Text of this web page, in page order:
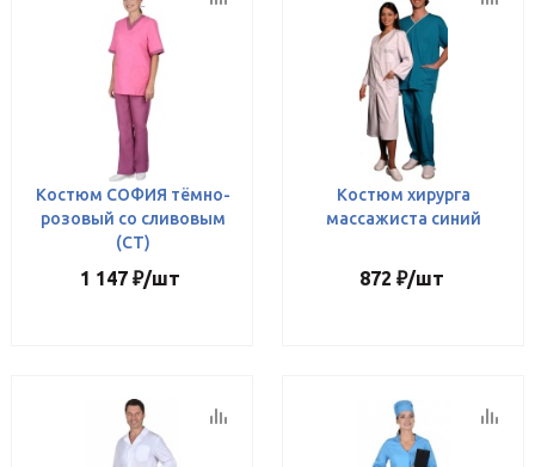
Костюм СОФИЯ тёмно-
розовый со сливовым
(СТ)
1 147 ₽/шт
Костюм хирурга
массажиста синий
872 ₽/шт